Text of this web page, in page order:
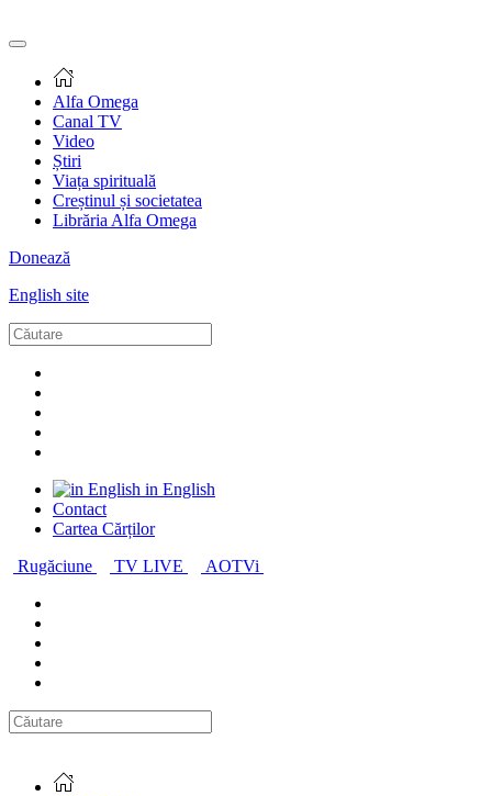
Alfa Omega
Canal TV
Video
Știri
Viața spirituală
Creștinul și societatea
Librăria Alfa Omega
Donează
English site
in English
Contact
Cartea Cărților
Rugăciune
TV LIVE AOTVi